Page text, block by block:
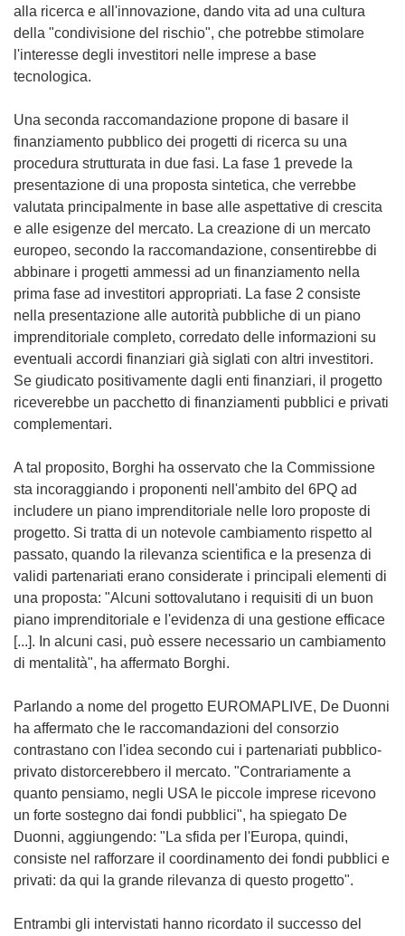
alla ricerca e all'innovazione, dando vita ad una cultura
della "condivisione del rischio", che potrebbe stimolare
l'interesse degli investitori nelle imprese a base
tecnologica.
Una seconda raccomandazione propone di basare il
finanziamento pubblico dei progetti di ricerca su una
procedura strutturata in due fasi. La fase 1 prevede la
presentazione di una proposta sintetica, che verrebbe
valutata principalmente in base alle aspettative di crescita
e alle esigenze del mercato. La creazione di un mercato
europeo, secondo la raccomandazione, consentirebbe di
abbinare i progetti ammessi ad un finanziamento nella
prima fase ad investitori appropriati. La fase 2 consiste
nella presentazione alle autorità pubbliche di un piano
imprenditoriale completo, corredato delle informazioni su
eventuali accordi finanziari già siglati con altri investitori.
Se giudicato positivamente dagli enti finanziari, il progetto
riceverebbe un pacchetto di finanziamenti pubblici e privati
complementari.
A tal proposito, Borghi ha osservato che la Commissione
sta incoraggiando i proponenti nell'ambito del 6PQ ad
includere un piano imprenditoriale nelle loro proposte di
progetto. Si tratta di un notevole cambiamento rispetto al
passato, quando la rilevanza scientifica e la presenza di
validi partenariati erano considerate i principali elementi di
una proposta: "Alcuni sottovalutano i requisiti di un buon
piano imprenditoriale e l'evidenza di una gestione efficace
[...]. In alcuni casi, può essere necessario un cambiamento
di mentalità", ha affermato Borghi.
Parlando a nome del progetto EUROMAPLIVE, De Duonni
ha affermato che le raccomandazioni del consorzio
contrastano con l'idea secondo cui i partenariati pubblico-
privato distorcerebbero il mercato. "Contrariamente a
quanto pensiamo, negli USA le piccole imprese ricevono
un forte sostegno dai fondi pubblici", ha spiegato De
Duonni, aggiungendo: "La sfida per l'Europa, quindi,
consiste nel rafforzare il coordinamento dei fondi pubblici e
privati: da qui la grande rilevanza di questo progetto".
Entrambi gli intervistati hanno ricordato il successo del